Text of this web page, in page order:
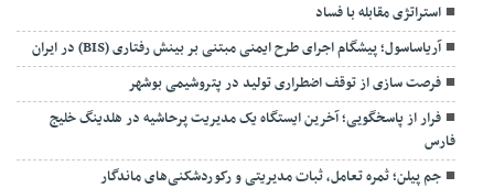
استراتژی مقابله با فساد
آریاساسول؛ پیشگام اجرای طرح ایمنی مبتنی بر بینش رفتاری (BIS) در ایران
فرصت سازی از توقف اضطراری تولید در پتروشیمی بوشهر
فرار از پاسخگویی؛ آخرین ایستگاه یک مدیریت پرحاشیه در هلدینگ خلیج
فارس
جم پیلن؛ ثمره تعامل، ثبات مدیریتی و رکوردشکنی‌های ماندگار